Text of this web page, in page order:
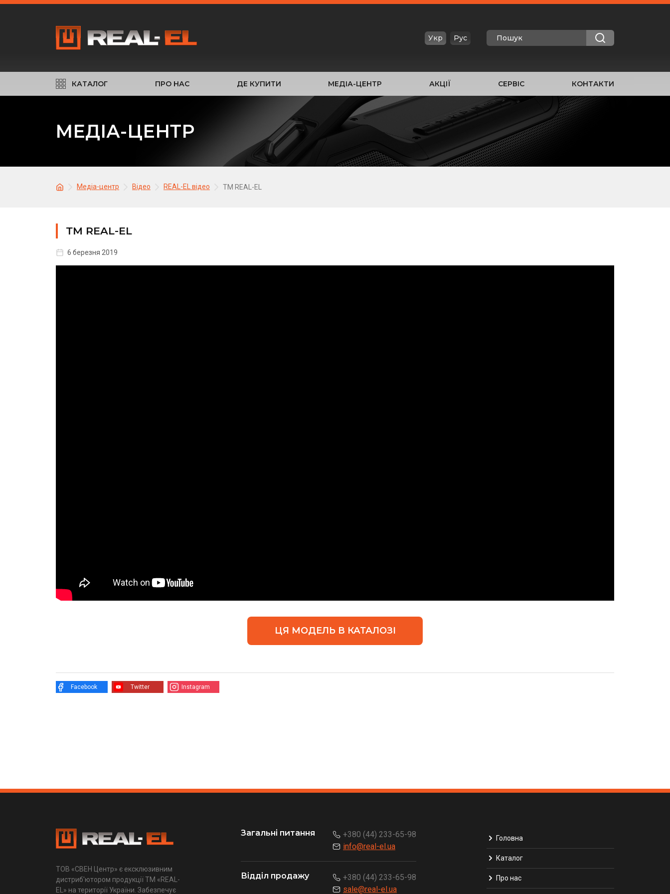
Укр Рус
КАТАЛОГ ПРО НАС ДЕ КУПИТИ МЕДІА-ЦЕНТР АКЦІЇ СЕРВІС КОНТАКТИ
МЕДІА-ЦЕНТР
Медіа-центр Відео REAL-EL відео ТМ REAL-EL
ТМ REAL-EL
6 березня 2019
ЦЯ МОДЕЛЬ В КАТАЛОЗІ
Facebook Twitter Instagram
ТОВ «СВЕН Центр» є ексклюзивним
дистриб'ютором продукції ТМ «REAL-
EL» на території України. Забезпечує
Загальні питання
+380 (44) 233-65-98
info@real-el.ua
Відділ продажу
+380 (44) 233-65-98
sale@real-el.ua
Головна
Каталог
Про нас